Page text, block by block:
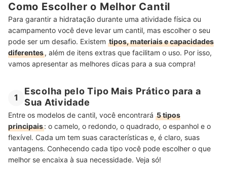
Como Escolher o Melhor Cantil
Para garantir a hidratação durante uma atividade física ou
acampamento você deve levar um cantil, mas escolher o seu
pode ser um desafio. Existem tipos, materiais e capacidades
diferentes, além de itens extras que facilitam o uso. Por isso,
vamos apresentar as melhores dicas para a sua compra!
1
Escolha pelo Tipo Mais Prático para a
Sua Atividade
Entre os modelos de cantil, você encontrará 5 tipos
principais: o camelo, o redondo, o quadrado, o espanhol e o
flexível. Cada um tem suas características e, é claro, suas
vantagens. Conhecendo cada tipo você pode escolher o que
melhor se encaixa à sua necessidade. Veja só!